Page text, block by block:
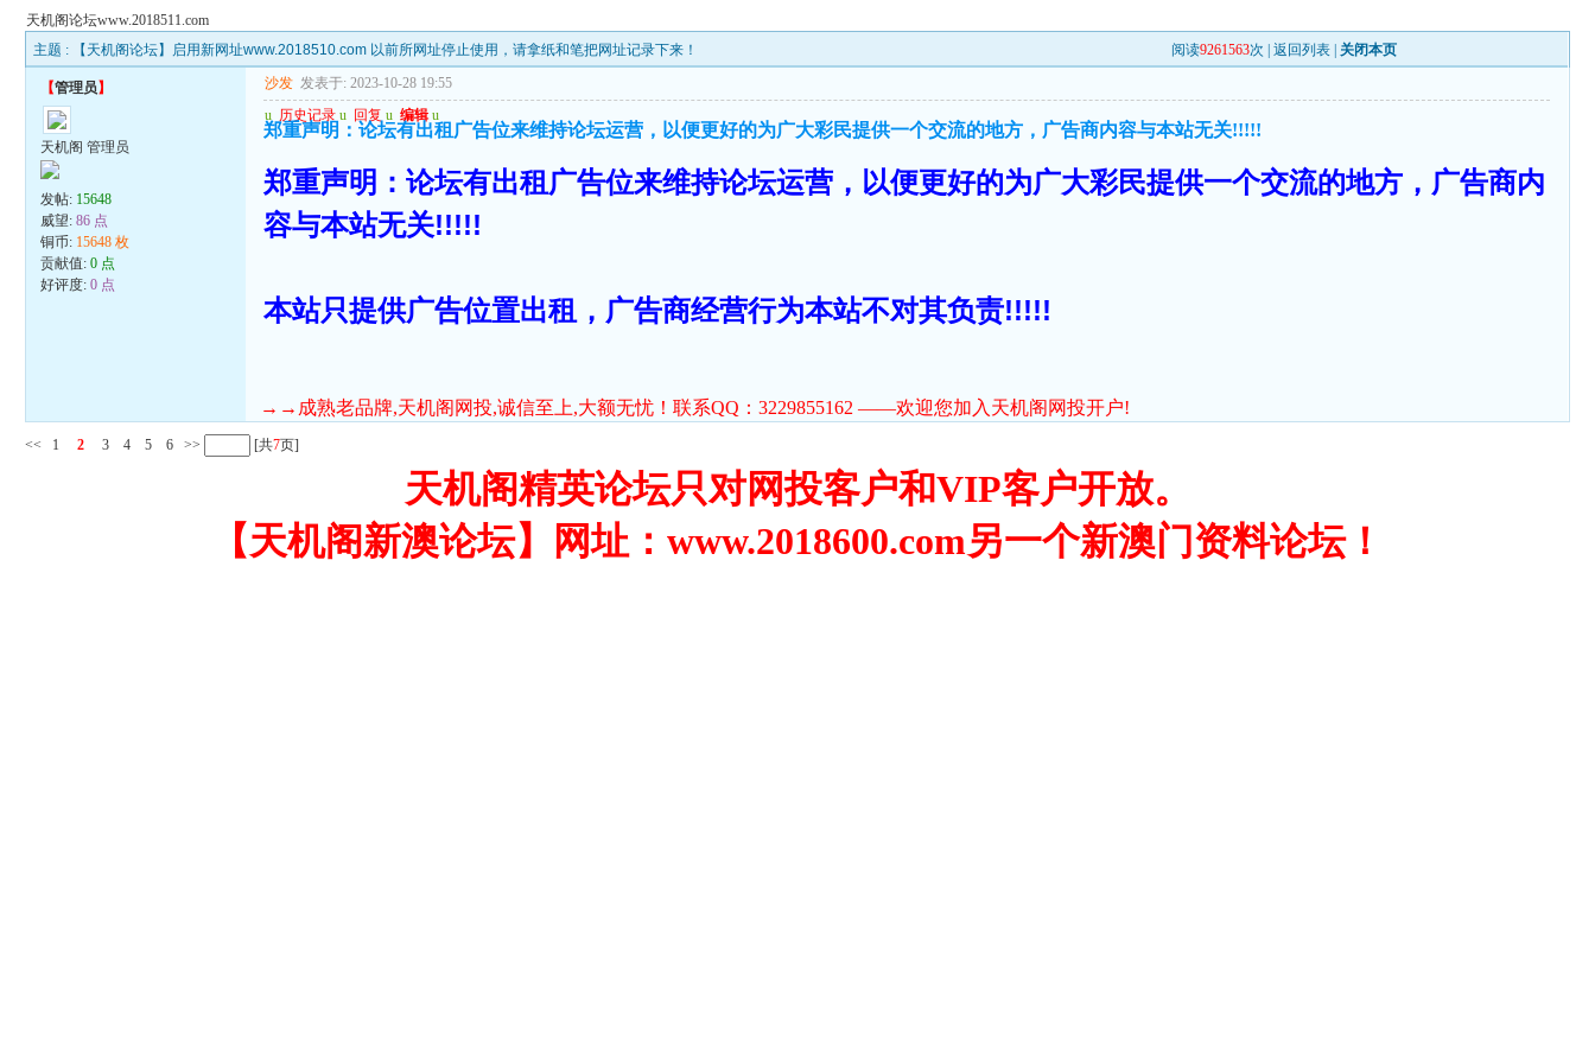
天机阁论坛www.2018511.com
主题 :
【天机阁论坛】启用新网址www.2018510.com 以前所网址停止使用，请拿纸和笔把网址记录下来！ 阅读9261563次 |返回列表 关闭本页
【管理员 】
天机阁 管理员
发帖: 15648
威望:86 点
铜币: 15648 枚
贡献值:0 点
好评度:0 点
沙发 发表于: 2023-10-28 19:55
u 历史记录 u 回复 u 编辑 u
郑重声明：论坛有出租广告位来维持论坛运营，以便更好的为广大彩民提供一个交流的地方，广告商内容与本站无关!!!!!
郑重声明：论坛有出租广告位来维持论坛运营，以便更好的为广大彩民提供一个交流的地方，广告商内
容与本站无关!!!!!
本站只提供广告位置出租，广告商经营行为本站不对其负责!!!!!
→→成熟老品牌,天机阁网投,诚信至上,大额无忧！联系QQ：3229855162 ——欢迎您加入天机阁网投开户!
<< 1 2 3 4 5 6 >> [共7页]
天机阁精英论坛只对网投客户和VIP客户开放。
【天机阁新澳论坛】网址：www.2018600.com另一个新澳门资料论坛！